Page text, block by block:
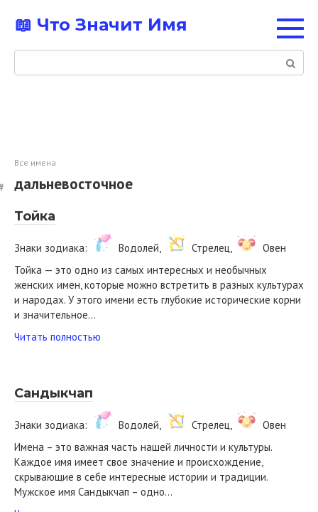
контенту
📖 Что Значит Имя
Поиск:
Все имена
дальневосточное
Тойка
Знаки зодиака: Водолей, Стрелец,
Овен
Тойка — это одно из самых интересных и необычных
женских имен, которые можно встретить в разных культурах
и народах. У этого имени есть глубокие исторические корни
и значительное…
Читать полностью
Сандыкчап
Знаки зодиака: Водолей, Стрелец,
Овен
Имена – это важная часть нашей личности и культуры.
Каждое имя имеет свое значение и происхождение,
скрывающие в себе интересные истории и традиции.
Мужское имя Сандыкчап – одно…